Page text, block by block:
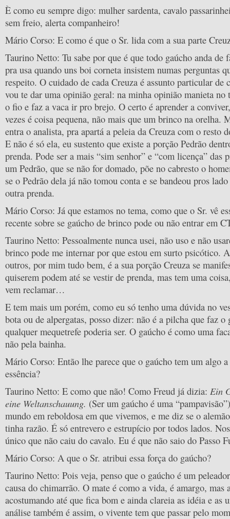
È como eu sempre digo: mulher sardenta, cavalo
sem freio, alerta companheiro!
Mário Corso: E como é que o Sr. lida com a sua parte
Taurino Netto: Tu sabe por que é que todo gaúcho anda de
pra usa quando uns boi corneta insistem numas perguntas
respeito. O cuidado de cada Creuza é assunto particular de
vou te dar uma opinião geral: na minha opinião manieta no
o fio e faz a vaca ir pro brejo. O certo é aprender a
vezes é coisa pequena, não mais que um brinco na orelha.
entra o analista, pra apartá a peleia da Creuza com o resto
E não é só ela, eu sustento que existe a porção Pedrão
prenda. Pode ser a mais “sim senhor” e “com licença” das
um Pedrão, que se não for domado, põe no cabresto o
se o Pedrão dela já não tomou conta e se bandeou pros
outra prenda.
Mário Corso: Já que estamos no tema, como que o Sr. vê
recente sobre se gaúcho de brinco pode ou não entrar em
Taurino Netto: Pessoalmente nunca usei, não uso e não
brinco pode me internar por que estou em surto psicótico.
outros, por mim tudo bem, é a sua porção Creuza se
quiserem podem até se vestir de prenda, mas tem uma
vem reclamar…
E tem mais um porém, como eu só tenho uma dúvida no
bota ou de alpergatas, posso dizer: não é a pilcha que faz o
qualquer mequetrefe poderia ser. O gaúcho é como uma
não pela bainha.
Mário Corso: Então lhe parece que o gaúcho tem um algo
essência?
Taurino Netto: E como que não! Como Freud já dizia: Ein
eine Weltanschauung. (Ser um gaúcho é uma
mundo em reboldosa em que vivemos, e me diz se o
tinha razão. É só entrevero e estrupício por todos lados.
único que não caiu do cavalo. Eu é que não saio do Passo
Mário Corso: A que o Sr. atribui essa força do gaúcho?
Taurino Netto: Pois veja, penso que o gaúcho é um
causa do chimarrão. O mate é como a vida, é amargo, mas
acostumando até que fica bom e ainda clareia as idéia e as
análise também é assim, o vivente tem que passar pelo